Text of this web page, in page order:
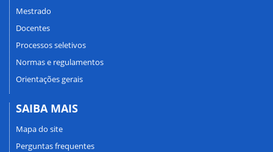
Mestrado
Docentes
Processos seletivos
Normas e regulamentos
Orientações gerais
SAIBA MAIS
Mapa do site
Perguntas frequentes